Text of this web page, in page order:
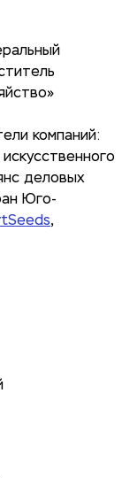
компаний:
деловых
Юго-
,